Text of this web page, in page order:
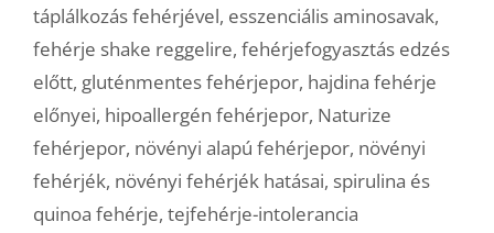
táplálkozás fehérjével, esszenciális aminosavak,
fehérje shake reggelire, fehérjefogyasztás edzés
előtt, gluténmentes fehérjepor, hajdina fehérje
előnyei, hipoallergén fehérjepor, Naturize
fehérjepor, növényi alapú fehérjepor, növényi
fehérjék, növényi fehérjék hatásai, spirulina és
quinoa fehérje, tejfehérje-intolerancia